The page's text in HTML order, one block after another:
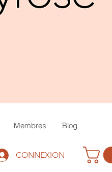
Membres Blog
CONNEXION